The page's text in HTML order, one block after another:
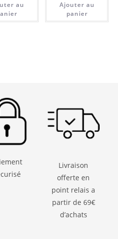
au
Ajouter au
panier
Livraison
offerte en
point relais a
partir de 69€
d’achats